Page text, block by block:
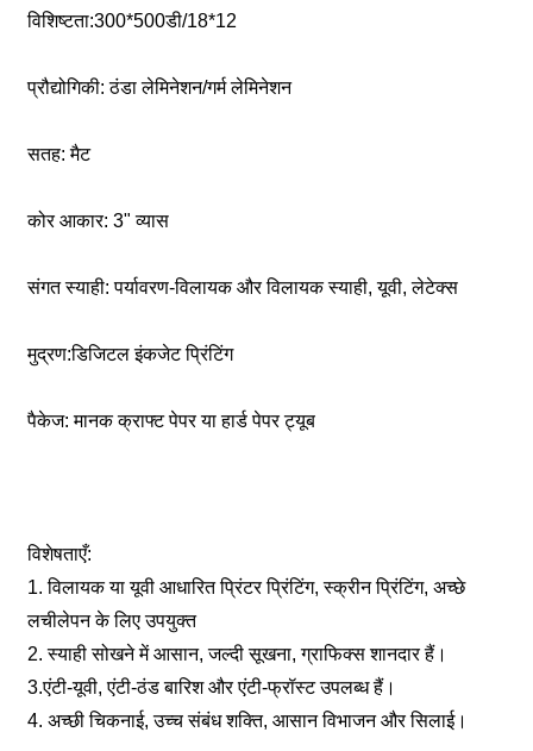
विशिष्टता:300*500डी/18*12
प्रौद्योगिकी: ठंडा लेमिनेशन/गर्म लेमिनेशन
सतह: मैट
कोर आकार: 3" व्यास
संगत स्याही: पर्यावरण-विलायक और विलायक स्याही, यूवी, लेटेक्स
मुद्रण:डिजिटल इंकजेट प्रिंटिंग
पैकेज: मानक क्राफ्ट पेपर या हार्ड पेपर ट्यूब
विशेषताएँ:
1. विलायक या यूवी आधारित प्रिंटर प्रिंटिंग, स्क्रीन प्रिंटिंग, अच्छे
लचीलेपन के लिए उपयुक्त
2. स्याही सोखने में आसान, जल्दी सूखना, ग्राफिक्स शानदार हैं।
3.एंटी-यूवी, एंटी-ठंड बारिश और एंटी-फ्रॉस्ट उपलब्ध हैं।
4. अच्छी चिकनाई, उच्च संबंध शक्ति, आसान विभाजन और सिलाई।